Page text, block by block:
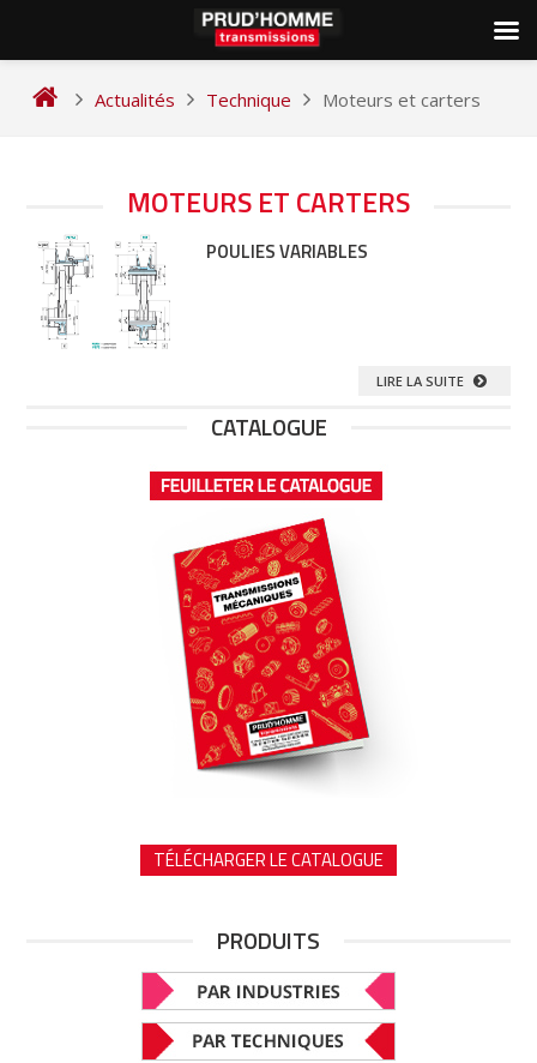
Actualités Technique Moteurs et carters
MOTEURS ET CARTERS
POULIES VARIABLES
LIRE LA SUITE
CATALOGUE
TÉLÉCHARGER LE CATALOGUE
PRODUITS